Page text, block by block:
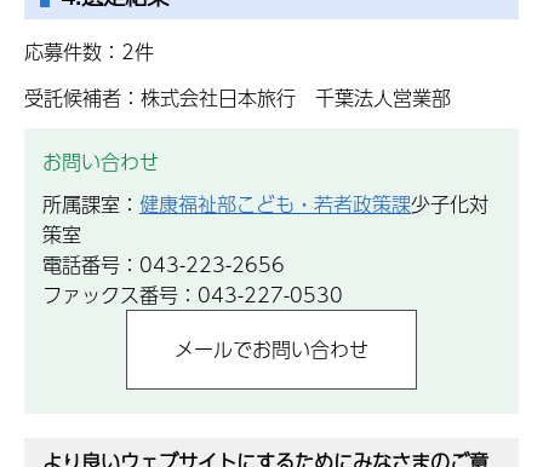
応募件数：2件
受託候補者：株式会社日本旅行 千葉法人営業部
お問い合わせ
所属課室： 健康福祉部こども・若者政策課少子化対
策室
電話番号：043-223-2656
ファックス番号：043-227-0530